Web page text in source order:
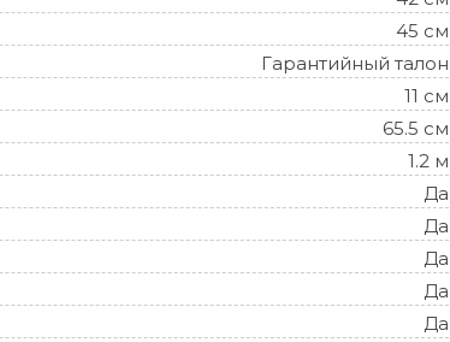
45 см
Гарантийный талон
11 см
65.5 см
1.2 м
Да
Да
Да
Да
Да